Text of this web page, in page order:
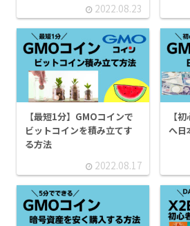
2022.08.23
【最短1分】GMOコインで
ビットコインを積み立てす
る方法
2022.08.17
【
へ日